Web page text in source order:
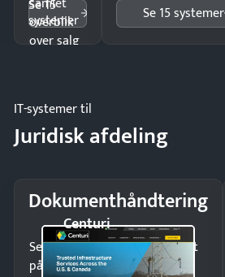
overblik
over salg
Se 15
systemer Se 15 systemer
IT-systemer til
Juridisk afdeling
Dokumenthåndtering
Centuri
Send kontrakter til underskrift
på minutter og mist ingen